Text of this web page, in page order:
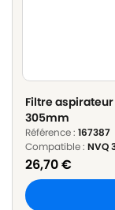
Filtre aspirateur
305mm
Référence : 167387
Compatible : NVQ
26,70€